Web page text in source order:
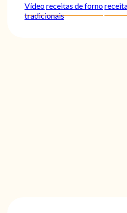
Vídeoreceitas de forno
tradicionais